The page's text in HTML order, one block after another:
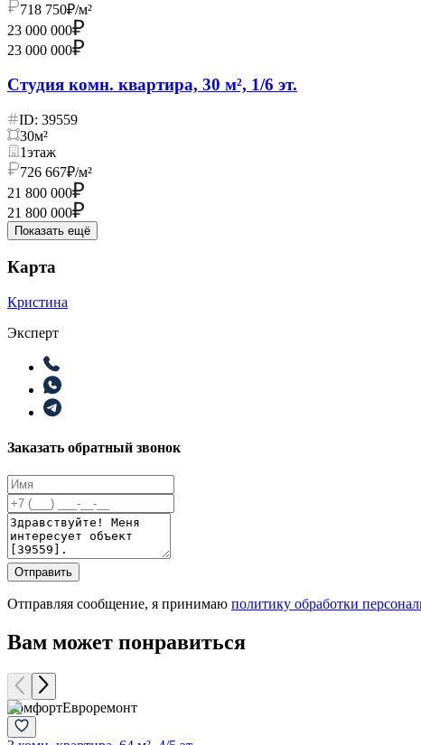
718 750₽/м²
23 000 000
23 000 000
Студия комн. квартира, 30 м², 1/6 эт.
ID: 39559
30м²
1этаж
726 667₽/м²
21 800 000
21 800 000
Показать ещё
Карта
Кристина
Эксперт
Заказать обратный звонок
Отправить
Отправляя сообщение, я принимаю политику обработки
Вам может понравиться
КомфортЕвроремонт